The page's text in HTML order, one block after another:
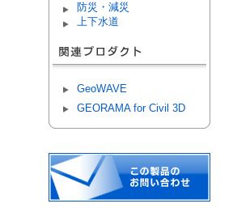
防災・減災
上下水道
GeoWAVE
GEORAMA for Civil 3D